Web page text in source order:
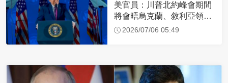
美官員：川普北約峰會期間
將會晤烏克蘭、敘利亞領導
人2026/07/06 05:49